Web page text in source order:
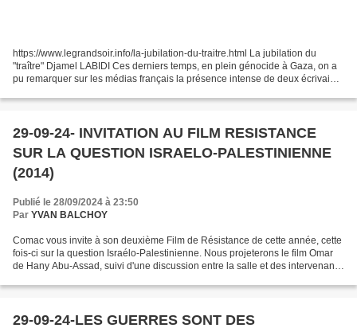
https://www.legrandsoir.info/la-jubilation-du-traitre.html La jubilation du
"traître" Djamel LABIDI Ces derniers temps, en plein génocide à Gaza, on a
pu remarquer sur les médias français la présence intense de deux écrivains
29-09-24- INVITATION AU FILM RESISTANCE
SUR LA QUESTION ISRAELO-PALESTINIENNE
(2014)
Publié le 28/09/2024 à 23:50
Par YVAN BALCHOY
Comac vous invite à son deuxième Film de Résistance de cette année, cette
fois-ci sur la question Israélo-Palestinienne. Nous projeterons le film Omar
de Hany Abu-Assad, suivi d'une discussion entre la salle et des intervenants.
29-09-24-LES GUERRES SONT DES